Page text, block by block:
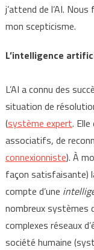
j’attend de l’AI.
mon scepticisme.
L’intelligence
L’AI a connu des
situation de
(système expert.
associatifs, de
connexionniste). À
façon satisfaisante)
compte d’une
nombreux systèmes
complexes réseaux
société humaine